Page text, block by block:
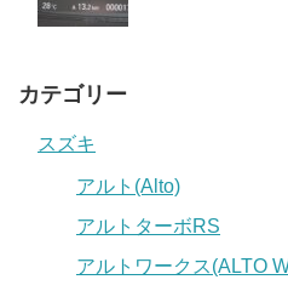
カテゴリー
スズキ
アルト(Alto)
アルトターボRS
アルトワークス(ALTO